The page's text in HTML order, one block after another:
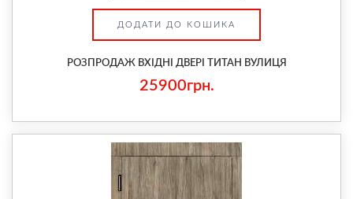
ДОДАТИ ДО КОШИКА
РОЗПРОДАЖ ВХІДНІ ДВЕРІ ТИТАН ВУЛИЦЯ
25900грн.